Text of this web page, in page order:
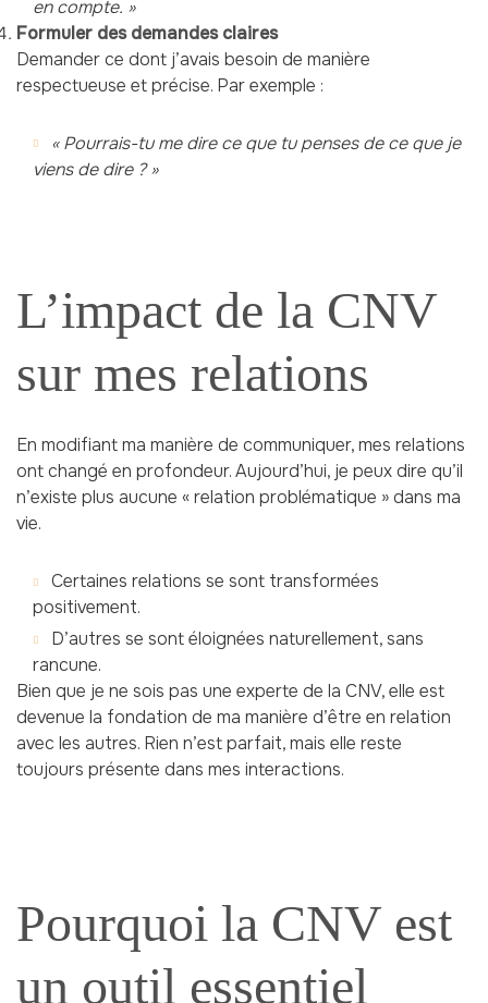
en compte. »
Formuler des demandes claires
Demander ce dont j’avais besoin de manière
respectueuse et précise. Par exemple :
« Pourrais-tu me dire ce que tu penses de ce que je
viens de dire ? »
L’impact de la CNV
sur mes relations
En modifiant ma manière de communiquer, mes relations
ont changé en profondeur. Aujourd’hui, je peux dire qu’il
n’existe plus aucune « relation problématique » dans ma
vie.
Certaines relations se sont transformées
positivement.
D’autres se sont éloignées naturellement, sans
rancune.
Bien que je ne sois pas une experte de la CNV, elle est
devenue la fondation de ma manière d’être en relation
avec les autres. Rien n’est parfait, mais elle reste
toujours présente dans mes interactions.
Pourquoi la CNV est
un outil essentiel